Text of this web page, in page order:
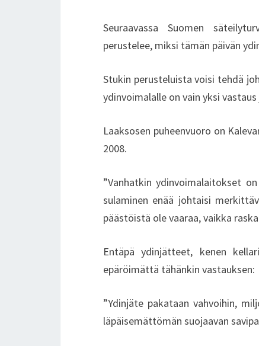
Seuraavassa Suomen
perustelee, miksi tämän päivän
Stukin perusteluista voisi tehdä
ydinvoimalalle on vain yksi
Laaksosen puheenvuoro on
2008.
”Vanhatkin ydinvoimalaitokset
sulaminen enää johtaisi
päästöistä ole vaaraa, vaikka
Entäpä ydinjätteet, kenen
epäröimättä tähänkin vastauksen:
”Ydinjäte pakataan vahvoihin,
läpäisemättömän suojaavan